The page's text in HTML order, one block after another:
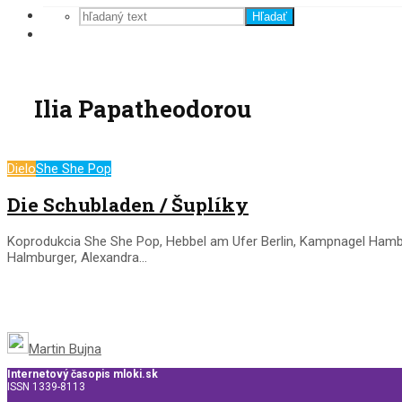
Hľadať
Ilia Papatheodorou
DieloShe She Pop
Die Schubladen / Šuplíky
Koprodukcia She She Pop, Hebbel am Ufer Berlin, Kampnagel
Halmburger, Alexandra...
Martin Bujna
Internetový časopis mloki.sk
ISSN 1339-8113